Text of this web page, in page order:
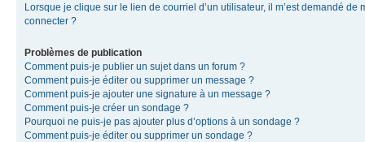
Lorsque je clique sur le lien de courriel d’un utilisateur, il m’est demandé de
connecter ?
Problèmes de publication
Comment puis-je publier un sujet dans un forum ?
Comment puis-je éditer ou supprimer un message ?
Comment puis-je ajouter une signature à un message ?
Comment puis-je créer un sondage ?
Pourquoi ne puis-je pas ajouter plus d’options à un sondage ?
Comment puis-je éditer ou supprimer un sondage ?